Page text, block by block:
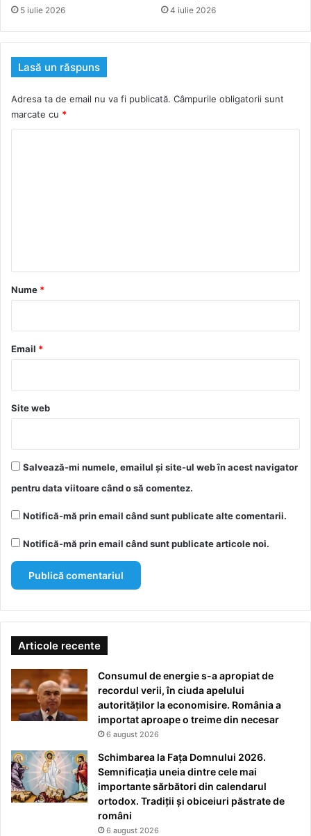
5 iulie 2026 4 iulie 2026
Lasă un răspuns
Adresa ta de email nu va fi publicată. Câmpurile obligatorii sunt
marcate cu *
r
*
Nume *
Email *
Site web
Salvează-mi numele, emailul și site-ul web în acest navigator
pentru data viitoare când o să comentez.
Notifică-mă prin email când sunt publicate alte comentarii.
Notifică-mă prin email când sunt publicate articole noi.
Articole recente
Consumul de energie s-a apropiat de
recordul verii, în ciuda apelului
autorităților la economisire. România a
importat aproape o treime din necesar
6 august 2026
Schimbarea la Fața Domnului 2026.
Semnificația uneia dintre cele mai
importante sărbători din calendarul
ortodox. Tradiții și obiceiuri păstrate de
români
6 august 2026